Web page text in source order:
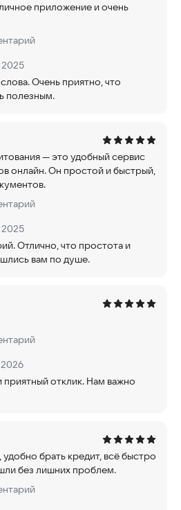
приложение и очень
2025
Очень приятно, что
полезным.
— это удобный сервис
онлайн. Он простой и быстрый,
2025
Отлично, что простота и
вам по душе.
приятный отклик. Нам важно
брать кредит, всё быстро
без лишних проблем.